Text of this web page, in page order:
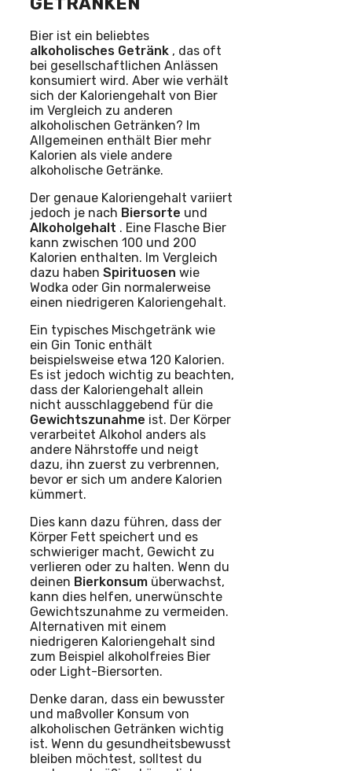
Bier ist ein beliebtes
alkoholisches Getränk , das oft
bei gesellschaftlichen Anlässen
konsumiert wird. Aber wie verhält
sich der Kaloriengehalt von Bier
im Vergleich zu anderen
alkoholischen Getränken? Im
Allgemeinen enthält Bier mehr
Kalorien als viele andere
alkoholische Getränke.
Der genaue Kaloriengehalt variiert
jedoch je nach Biersorte und
Alkoholgehalt . Eine Flasche Bier
kann zwischen 100 und 200
Kalorien enthalten. Im Vergleich
dazu haben Spirituosen wie
Wodka oder Gin normalerweise
einen niedrigeren Kaloriengehalt.
Ein typisches Mischgetränk wie
ein Gin Tonic enthält
beispielsweise etwa 120 Kalorien.
Es ist jedoch wichtig zu beachten,
dass der Kaloriengehalt allein
nicht ausschlaggebend für die
Gewichtszunahme ist. Der Körper
verarbeitet Alkohol anders als
andere Nährstoffe und neigt
dazu, ihn zuerst zu verbrennen,
bevor er sich um andere Kalorien
kümmert.
Dies kann dazu führen, dass der
Körper Fett speichert und es
schwieriger macht, Gewicht zu
verlieren oder zu halten. Wenn du
deinen Bierkonsum überwachst,
kann dies helfen, unerwünschte
Gewichtszunahme zu vermeiden.
Alternativen mit einem
niedrigeren Kaloriengehalt sind
zum Beispiel alkoholfreies Bier
oder Light-Biersorten.
Denke daran, dass ein bewusster
und maßvoller Konsum von
alkoholischen Getränken wichtig
ist. Wenn du gesundheitsbewusst
bleiben möchtest, solltest du